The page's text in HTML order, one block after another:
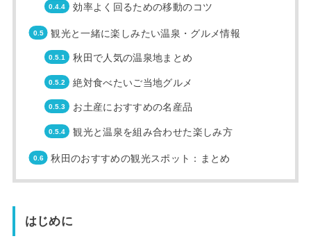
効率よく回るための移動のコツ
観光と一緒に楽しみたい温泉・グルメ情報
秋田で人気の温泉地まとめ
絶対食べたいご当地グルメ
お土産におすすめの名産品
観光と温泉を組み合わせた楽しみ方
秋田のおすすめの観光スポット：まとめ
はじめに